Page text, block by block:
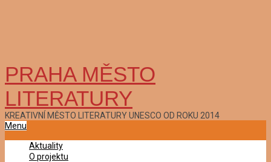
PRAHA MĚSTO
LITERATURY
KREATIVNÍ MĚSTO LITERATURY UNESCO OD ROKU 2014
Primary
Menu
Aktuality
O projektu